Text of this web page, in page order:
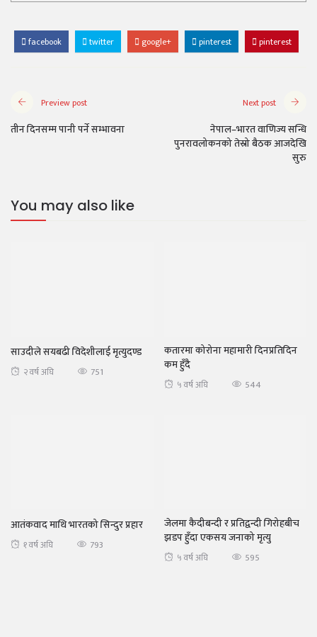
facebook twitter google+ pinterest pinterest
Preview post
तीन दिनसम्म पानी पर्ने सम्भावना
Next post
नेपाल–भारत वाणिज्य सन्धि
पुनरावलोकनको तेस्रो बैठक आजदेखि
सुरु
You may also like
साउदीले सयबढी विदेशीलाई मृत्युदण्ड
२ वर्ष अघि 751
कतारमा कोरोना महामारी दिनप्रतिदिन
कम हुँदै
५ वर्ष अघि 544
आतंकवाद माथि भारतको सिन्दुर प्रहार
१ वर्ष अघि 793
जेलमा कैदीबन्दी र प्रतिद्वन्दी गिरोहबीच
झडप हुँदा एकसय जनाको मृत्यु
५ वर्ष अघि 595